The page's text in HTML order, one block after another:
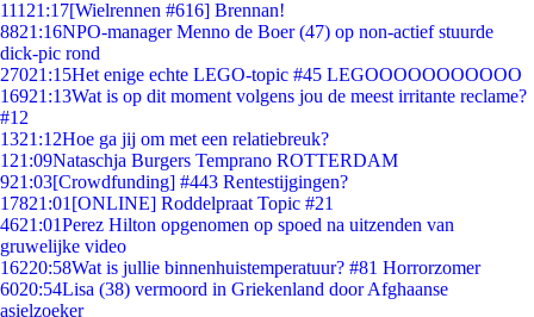
111 21:17[Wielrennen #616] Brennan!
8821:16NPO-manager Menno de Boer (47) op non-actief stuurde
dick-pic rond
27021:15Het enige echte LEGO-topic #45 LEGOOOOOOOOOOO
16921:13Wat is op dit moment volgens jou de meest irritante reclame?
#12
1321:12Hoe ga jij om met een relatiebreuk?
1 21:09Nataschja Burgers Temprano ROTTERDAM
921:03[Crowdfunding] #443 Rentestijgingen?
17821:01 [ONLINE] Roddelpraat Topic #21
4621:01Perez Hilton opgenomen op spoed na uitzenden van
gruwelijke video
16220:58Wat is jullie binnenhuistemperatuur? #81 Horrorzomer
6020:54Lisa (38) vermoord in Griekenland door Afghaanse
asielzoeker